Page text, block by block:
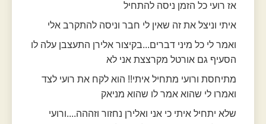
אז רועי כל הזמן ניסה להתחיל
איתי וניצל את זה שאין לי חבר וניסה להתקרב אלי
ואמר לי כל מיני דברים...בקיצור אלירן התעצבן עלה לו
הסעיף גם אורטל מקרצצת אני לא
מתיחסת ורועי מתחיל איתי!! הוא לקח את רועי לצד
ואמרו לי שהוא אמר לו שהוא מניאק
שלא יתחיל איתי כי אני ואלירן נחזור וזההה....ורועי